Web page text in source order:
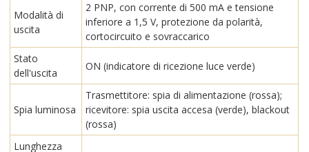
Modalità di
uscita
2 PNP, con corrente di 500 mA e tensione
inferiore a 1,5 V, protezione da polarità,
cortocircuito e sovraccarico
Stato
dell'uscita
ON (indicatore di ricezione luce verde)
Spia luminosa
Trasmettitore: spia di alimentazione (rossa);
ricevitore: spia uscita accesa (verde), blackout
(rossa)
Lunghezza